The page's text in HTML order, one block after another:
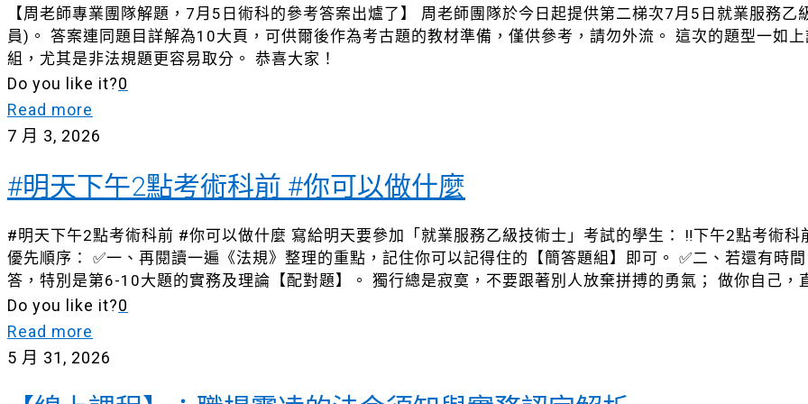
【周老師專業團隊解題，7月5日術科的參考答案出爐了】 周老師團隊於今日起提供第二梯次7月5日就業服務
員)。 答案連同題目詳解為10大頁，可供爾後作為考古題的教材準備，僅供參考，請勿外流。 這次的題型一如
組，尤其是非法規題更容易取分。 恭喜大家！
Do you like it?0
Read more
7 月 3, 2026
#明天下午2點考術科前 #你可以做什麼
#明天下午2點考術科前 #你可以做什麼 寫給明天要參加「就業服務乙級技術士」考試的學生： ‼️下午2點考術
優先順序： ✅一、再閱讀一遍《法規》整理的重點，記住你可以記得住的【簡答題組】即可。 ✅二、若還有時
答，特別是第6-10大題的實務及理論【配對題】。 獨行總是寂寞，不要跟著別人放棄拼搏的勇氣； 做你自己，
Do you like it?0
Read more
5 月 31, 2026